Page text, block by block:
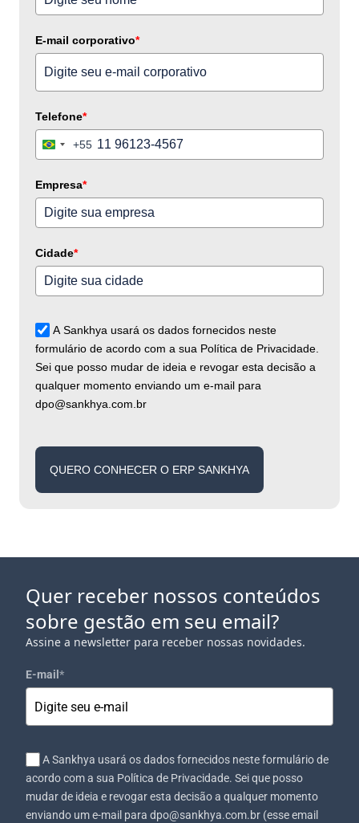
E-mail corporativo*
Telefone*
Brazil+55
Empresa*
Cidade*
A Sankhya usará os dados fornecidos neste
formulário de acordo com a sua Política de Privacidade.
Sei que posso mudar de ideia e revogar esta decisão a
qualquer momento enviando um e-mail para
dpo@sankhya.com.br
QUERO CONHECER O ERP SANKHYA
Quer receber nossos conteúdos
sobre gestão em seu email?
Assine a newsletter para receber nossas novidades.
E-mail *
A Sankhya usará os dados fornecidos neste formulário de
acordo com a sua Política de Privacidade. Sei que posso
mudar de ideia e revogar esta decisão a qualquer momento
enviando um e-mail para dpo@sankhya.com.br (esse email